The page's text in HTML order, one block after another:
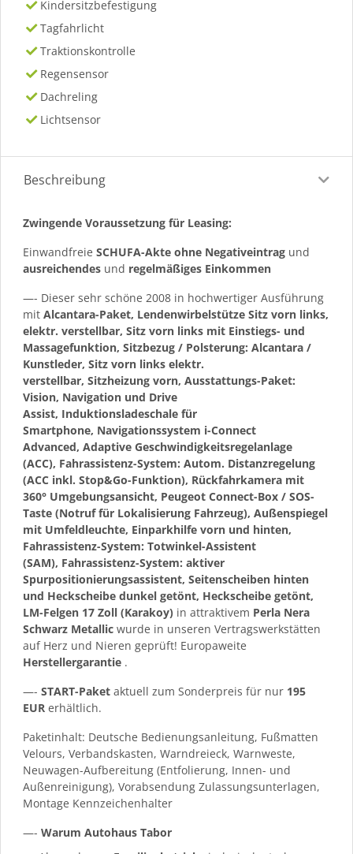
Kindersitzbefestigung
Tagfahrlicht
Traktionskontrolle
Regensensor
Dachreling
Lichtsensor
Beschreibung
Zwingende Voraussetzung für Leasing:
Einwandfreie SCHUFA-Akte ohne Negativeintrag und
ausreichendes und regelmäßiges Einkommen
—- Dieser sehr schöne 2008 in hochwertiger Ausführung
mit Alcantara-Paket, Lendenwirbelstütze Sitz vorn links,
elektr. verstellbar, Sitz vorn links mit Einstiegs- und
Massagefunktion, Sitzbezug / Polsterung: Alcantara /
Kunstleder, Sitz vorn links elektr.
verstellbar, Sitzheizung vorn, Ausstattungs-Paket:
Vision, Navigation und Drive
Assist, Induktionsladeschale für
Smartphone, Navigationssystem i-Connect
Advanced, Adaptive Geschwindigkeitsregelanlage
(ACC), Fahrassistenz-System: Autom. Distanzregelung
(ACC inkl. Stop&Go-Funktion), Rückfahrkamera mit
360° Umgebungsansicht, Peugeot Connect-Box / SOS-
Taste (Notruf für Lokalisierung Fahrzeug), Außenspiegel
mit Umfeldleuchte, Einparkhilfe vorn und hinten,
Fahrassistenz-System: Totwinkel-Assistent
(SAM), Fahrassistenz-System: aktiver
Spurpositionierungsassistent, Seitenscheiben hinten
und Heckscheibe dunkel getönt, Heckscheibe getönt,
LM-Felgen 17 Zoll (Karakoy) in attraktivem Perla Nera
Schwarz Metallic wurde in unseren Vertragswerkstätten
auf Herz und Nieren geprüft! Europaweite
Herstellergarantie .
—- START-Paket aktuell zum Sonderpreis für nur 195
EUR erhältlich.
Paketinhalt: Deutsche Bedienungsanleitung, Fußmatten
Velours, Verbandskasten, Warndreieck, Warnweste,
Neuwagen-Aufbereitung (Entfolierung, Innen- und
Außenreinigung), Vorabsendung Zulassungsunterlagen,
Montage Kennzeichenhalter
—- Warum Autohaus Tabor